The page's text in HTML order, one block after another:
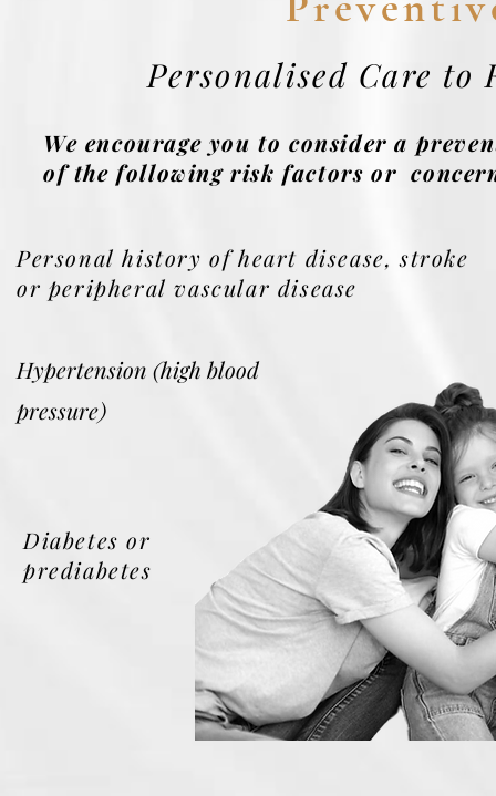
Personalised Care to
We encourage you to consider a
of the following risk factors or
Personal history of heart disease, stroke
or peripheral vascular disease
Hypertension (high blood
pressure)
Diabetes or
prediabetes